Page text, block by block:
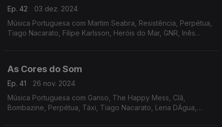
Ep. 42
03 dez. 2024
Música Portuguesa com Martim Seabra, Resistência, Perpétua,
Tiago Nacarato, Filipe Karlsson, Heróis do Mar, GNR, Inês
As Cores do Som
Ep. 41
26 nov. 2024
Música Portuguesa com Ganso, The Happy Mess, Clã,
Bombazine, Perpétua, Táxi, Tiago Nacarato, Lena DÁgua,